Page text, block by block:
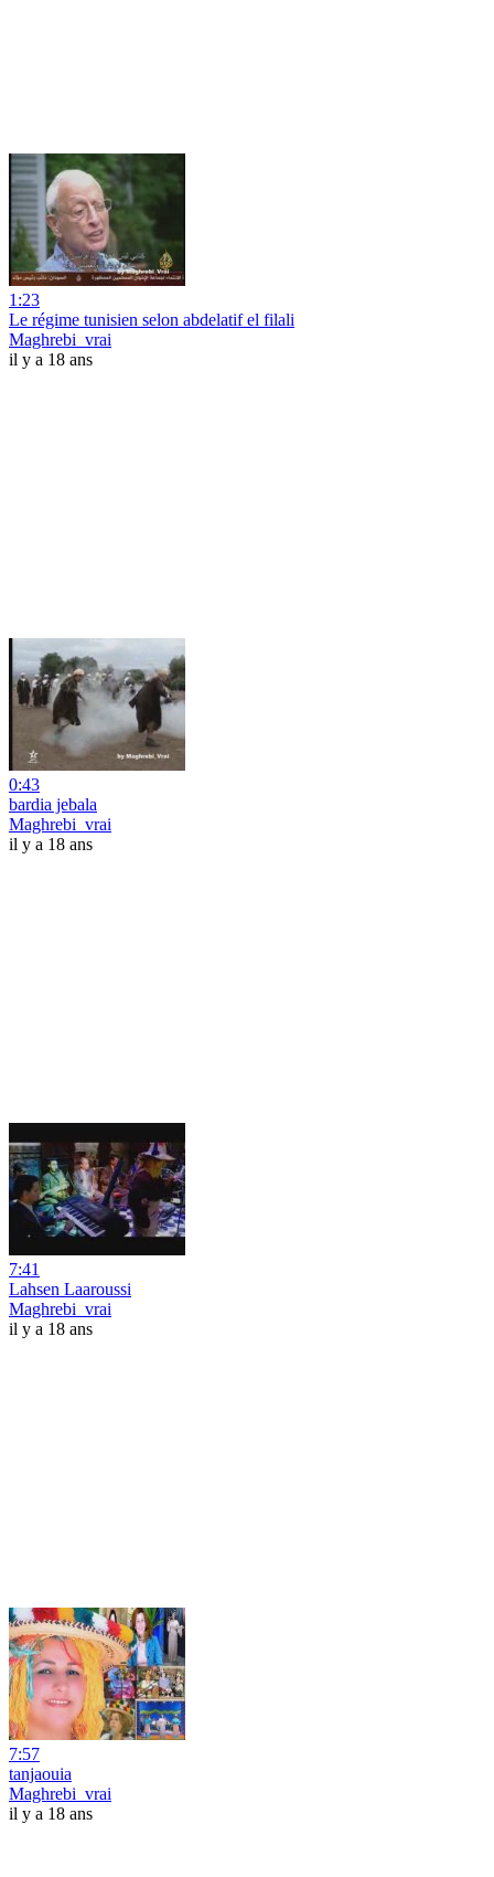
1:23
Le régime tunisien selon abdelatif el filali
Maghrebi_vrai
il y a 18 ans
0:43
bardia jebala
Maghrebi_vrai
il y a 18 ans
7:41
Lahsen Laaroussi
Maghrebi_vrai
il y a 18 ans
7:57
tanjaouia
Maghrebi_vrai
il y a 18 ans